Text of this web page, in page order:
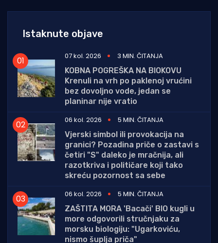
Istaknute objave
07 kol. 2026
3 MIN. ČITANJA
KOBNA POGREŠKA NA BIOKOVU
Krenuli na vrh po paklenoj vrućini
bez dovoljno vode, jedan se
planinar nije vratio
06 kol. 2026
5 MIN. ČITANJA
Vjerski simbol ili provokacija na
granici? Pozadina priče o zastavi s
četiri "S" daleko je mračnija, ali
razotkriva i političare koji tako
skreću pozornost sa sebe
06 kol. 2026
5 MIN. ČITANJA
ZAŠTITA MORA 'Bacači' BIO kugli u
more odgovorili stručnjaku za
morsku biologiju: "Ugarkoviću,
nismo šuplja priča"